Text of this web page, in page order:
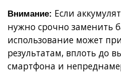
Внимание: Если
нужно срочно заменить
использование может
результатам, вплоть до
смартфона и